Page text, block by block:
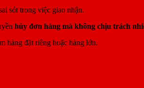
sót trong việc giao nhận.
hủy đơn hàng mà không chịu trách
hàng đặt riêng hoặc hàng lớn.